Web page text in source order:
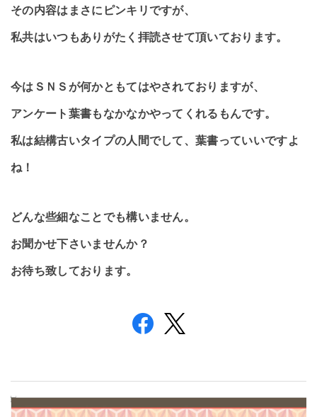
その内容はまさにピンキリですが、
私共はいつもありがたく拝読させて頂いております。
今はＳＮＳが何かともてはやされておりますが、
アンケート葉書もなかなかやってくれるもんです。
私は結構古いタイプの人間でして、葉書っていいですよ
ね！
どんな些細なことでも構いません。
お聞かせ下さいませんか？
お待ち致しております。